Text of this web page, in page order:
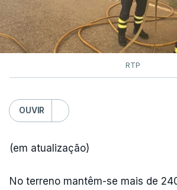
RTP
OUVIR
(em atualização)
No terreno mantêm-se mais de